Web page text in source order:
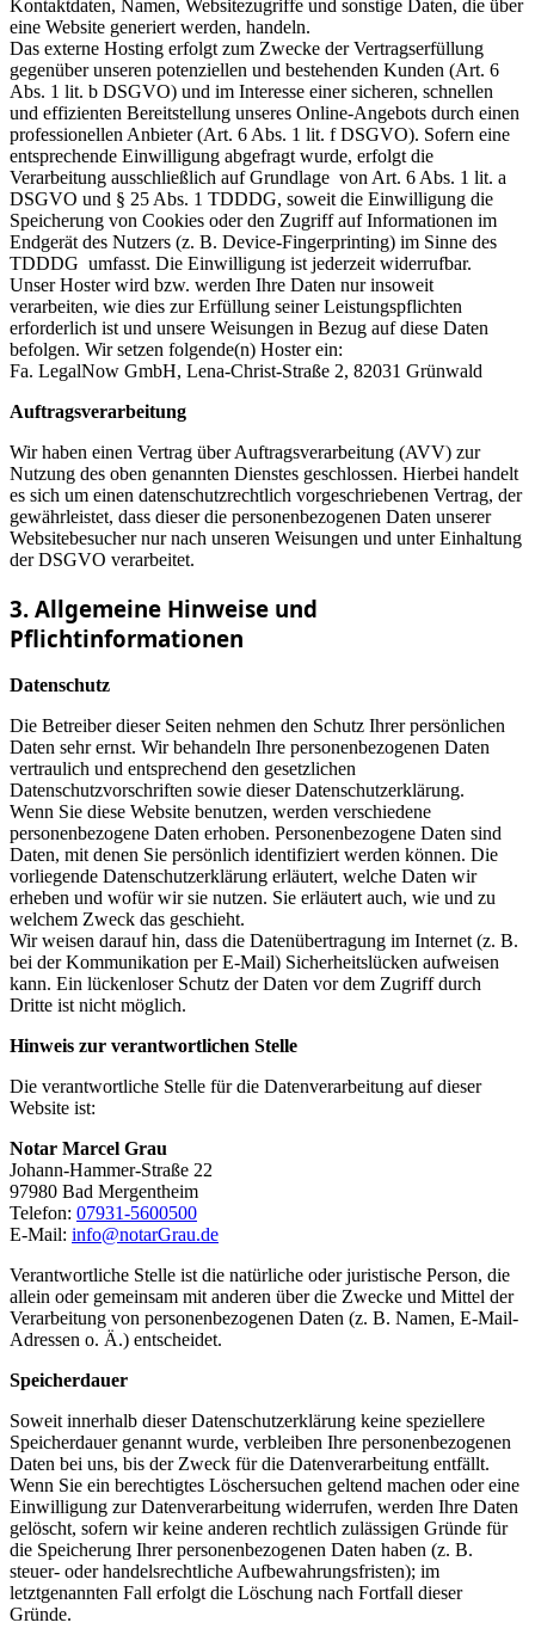
Kontaktdaten, Namen, Websitezugriffe und sonstige Daten, die über
eine Website generiert werden, handeln.
Das externe Hosting erfolgt zum Zwecke der Vertragserfüllung
gegenüber unseren potenziellen und bestehenden Kunden (Art. 6
Abs. 1 lit. b DSGVO) und im Interesse einer sicheren, schnellen
und effizienten Bereitstellung unseres Online-Angebots durch einen
professionellen Anbieter (Art. 6 Abs. 1 lit. f DSGVO). Sofern eine
entsprechende Einwilligung abgefragt wurde, erfolgt die
Verarbeitung ausschließlich auf Grundlage von Art. 6 Abs. 1 lit. a
DSGVO und § 25 Abs. 1 TDDDG, soweit die Einwilligung die
Speicherung von Cookies oder den Zugriff auf Informationen im
Endgerät des Nutzers (z. B. Device-Fingerprinting) im Sinne des
TDDDG umfasst. Die Einwilligung ist jederzeit widerrufbar.
Unser Hoster wird bzw. werden Ihre Daten nur insoweit
verarbeiten, wie dies zur Erfüllung seiner Leistungspflichten
erforderlich ist und unsere Weisungen in Bezug auf diese Daten
befolgen. Wir setzen folgende(n) Hoster ein:
Fa. LegalNow GmbH, Lena-Christ-Straße 2, 82031 Grünwald
Auftragsverarbeitung
Wir haben einen Vertrag über Auftragsverarbeitung (AVV) zur
Nutzung des oben genannten Dienstes geschlossen. Hierbei handelt
es sich um einen datenschutzrechtlich vorgeschriebenen Vertrag, der
gewährleistet, dass dieser die personenbezogenen Daten unserer
Websitebesucher nur nach unseren Weisungen und unter Einhaltung
der DSGVO verarbeitet.
3. Allgemeine Hinweise und
Pflichtinformationen
Datenschutz
Die Betreiber dieser Seiten nehmen den Schutz Ihrer persönlichen
Daten sehr ernst. Wir behandeln Ihre personenbezogenen Daten
vertraulich und entsprechend den gesetzlichen
Datenschutzvorschriften sowie dieser Datenschutzerklärung.
Wenn Sie diese Website benutzen, werden verschiedene
personenbezogene Daten erhoben. Personenbezogene Daten sind
Daten, mit denen Sie persönlich identifiziert werden können. Die
vorliegende Datenschutzerklärung erläutert, welche Daten wir
erheben und wofür wir sie nutzen. Sie erläutert auch, wie und zu
welchem Zweck das geschieht.
Wir weisen darauf hin, dass die Datenübertragung im Internet (z. B.
bei der Kommunikation per E-Mail) Sicherheitslücken aufweisen
kann. Ein lückenloser Schutz der Daten vor dem Zugriff durch
Dritte ist nicht möglich.
Hinweis zur verantwortlichen Stelle
Die verantwortliche Stelle für die Datenverarbeitung auf dieser
Website ist:
Notar Marcel Grau
Johann-Hammer-Straße 22
97980 Bad Mergentheim
Telefon: 07931-5600500
E-Mail: info@notarGrau.de
Verantwortliche Stelle ist die natürliche oder juristische Person, die
allein oder gemeinsam mit anderen über die Zwecke und Mittel der
Verarbeitung von personenbezogenen Daten (z. B. Namen, E-Mail-
Adressen o. Ä.) entscheidet.
Speicherdauer
Soweit innerhalb dieser Datenschutzerklärung keine speziellere
Speicherdauer genannt wurde, verbleiben Ihre personenbezogenen
Daten bei uns, bis der Zweck für die Datenverarbeitung entfällt.
Wenn Sie ein berechtigtes Löschersuchen geltend machen oder eine
Einwilligung zur Datenverarbeitung widerrufen, werden Ihre Daten
gelöscht, sofern wir keine anderen rechtlich zulässigen Gründe für
die Speicherung Ihrer personenbezogenen Daten haben (z. B.
steuer- oder handelsrechtliche Aufbewahrungsfristen); im
letztgenannten Fall erfolgt die Löschung nach Fortfall dieser
Gründe.